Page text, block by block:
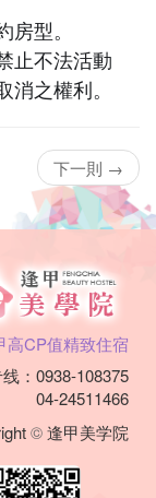
房型。
止不法活動
消之權利。
下一則 →
高CP值精致住宿
：0938-108375
04-24511466
©逢甲美学院